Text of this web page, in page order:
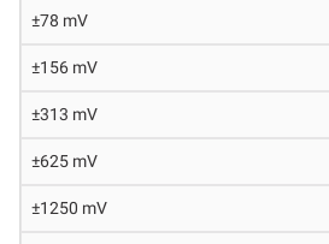
±78 mV
±156 mV
±313 mV
±625 mV
±1250 mV